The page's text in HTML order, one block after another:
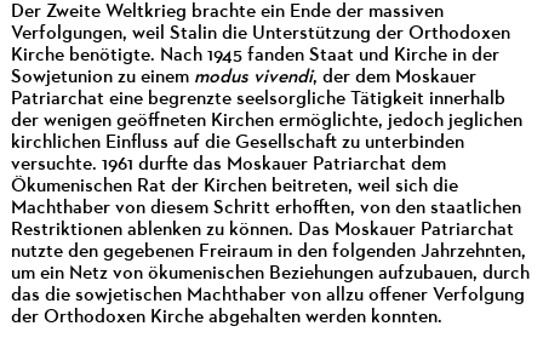
Der Zweite Weltkrieg brachte ein Ende der massiven
Verfolgungen, weil Stalin die Unterstützung der Orthodoxen
Kirche benötigte. Nach 1945 fanden Staat und Kirche in der
Sowjetunion zu einem modus vivendi, der dem Moskauer
Patriarchat eine begrenzte seelsorgliche Tätigkeit innerhalb
der wenigen geöffneten Kirchen ermöglichte, jedoch jeglichen
kirchlichen Einfluss auf die Gesellschaft zu unterbinden
versuchte. 1961 durfte das Moskauer Patriarchat dem
Ökumenischen Rat der Kirchen beitreten, weil sich die
Machthaber von diesem Schritt erhofften, von den staatlichen
Restriktionen ablenken zu können. Das Moskauer Patriarchat
nutzte den gegebenen Freiraum in den folgenden Jahrzehnten,
um ein Netz von ökumenischen Beziehungen aufzubauen, durch
das die sowjetischen Machthaber von allzu offener Verfolgung
der Orthodoxen Kirche abgehalten werden konnten.